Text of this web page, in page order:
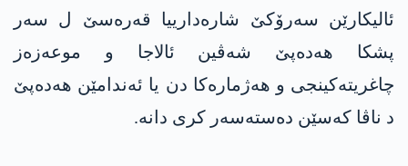
ئالیكارێن سه‌رۆكێ شاره‌دارییا قه‌ره‌سێ ل سه‌ر
پشكا هه‌ده‌پێ شه‌ڤین ئالاجا و موعەزەز
چاغریتەکینجی و هه‌ژماره‌كا دن یا ئه‌ندامێن هه‌ده‌پێ
د ناڤا كه‌سێن ده‌سته‌سه‌ر كری دانه‌.